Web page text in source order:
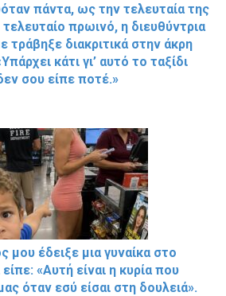
πάντα, ως την τελευταία της
πρωινό, η διευθύντρια
τράβηξε διακριτικά στην άκρη
κάτι γι’ αυτό το ταξίδι
σου είπε ποτέ.»
μου έδειξε μια γυναίκα στο
«Αυτή είναι η κυρία που
όταν εσύ είσαι στη δουλειά».